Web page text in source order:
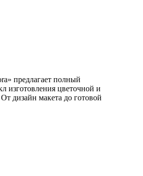
предлагает полный
изготовления цветочной и
дизайн макета до готовой